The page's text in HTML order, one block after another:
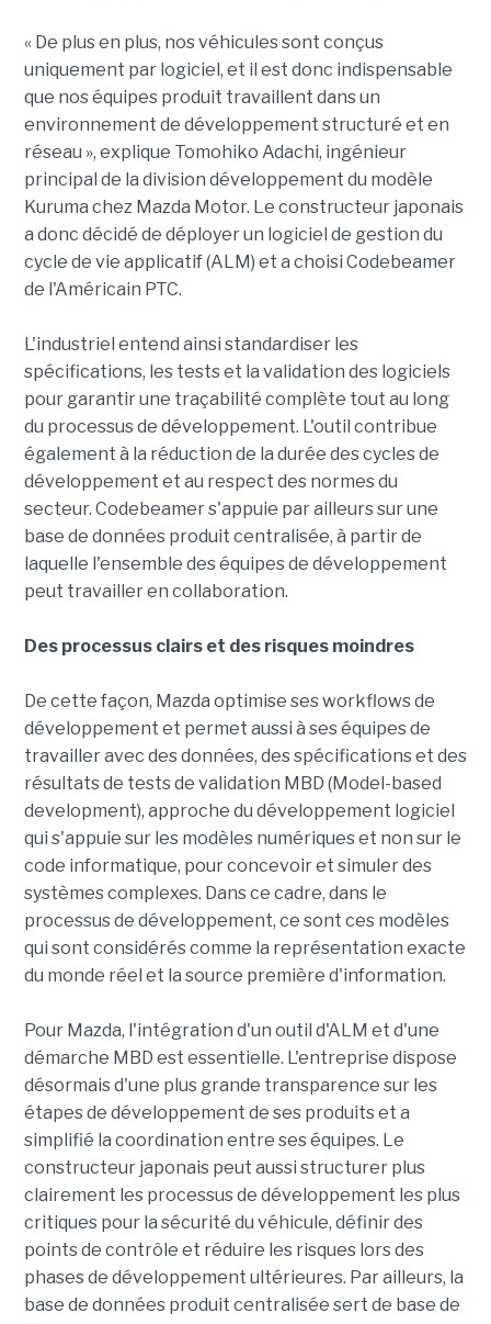
« De plus en plus, nos véhicules sont conçus
uniquement par logiciel, et il est donc indispensable
que nos équipes produit travaillent dans un
environnement de développement structuré et en
réseau », explique Tomohiko Adachi, ingénieur
principal de la division développement du modèle
Kuruma chez Mazda Motor. Le constructeur japonais
a donc décidé de déployer un logiciel de gestion du
cycle de vie applicatif (ALM) et a choisi Codebeamer
de l'Américain PTC.
L'industriel entend ainsi standardiser les
spécifications, les tests et la validation des logiciels
pour garantir une traçabilité complète tout au long
du processus de développement. L'outil contribue
également à la réduction de la durée des cycles de
développement et au respect des normes du
secteur. Codebeamer s'appuie par ailleurs sur une
base de données produit centralisée, à partir de
laquelle l'ensemble des équipes de développement
peut travailler en collaboration.
Des processus clairs et des risques moindres
De cette façon, Mazda optimise ses workflows de
développement et permet aussi à ses équipes de
travailler avec des données, des spécifications et des
résultats de tests de validation MBD (Model-based
development), approche du développement logiciel
qui s'appuie sur les modèles numériques et non sur le
code informatique, pour concevoir et simuler des
systèmes complexes. Dans ce cadre, dans le
processus de développement, ce sont ces modèles
qui sont considérés comme la représentation exacte
du monde réel et la source première d'information.
Pour Mazda, l'intégration d'un outil d'ALM et d'une
démarche MBD est essentielle. L'entreprise dispose
désormais d'une plus grande transparence sur les
étapes de développement de ses produits et a
simplifié la coordination entre ses équipes. Le
constructeur japonais peut aussi structurer plus
clairement les processus de développement les plus
critiques pour la sécurité du véhicule, définir des
points de contrôle et réduire les risques lors des
phases de développement ultérieures. Par ailleurs, la
base de données produit centralisée sert de base de